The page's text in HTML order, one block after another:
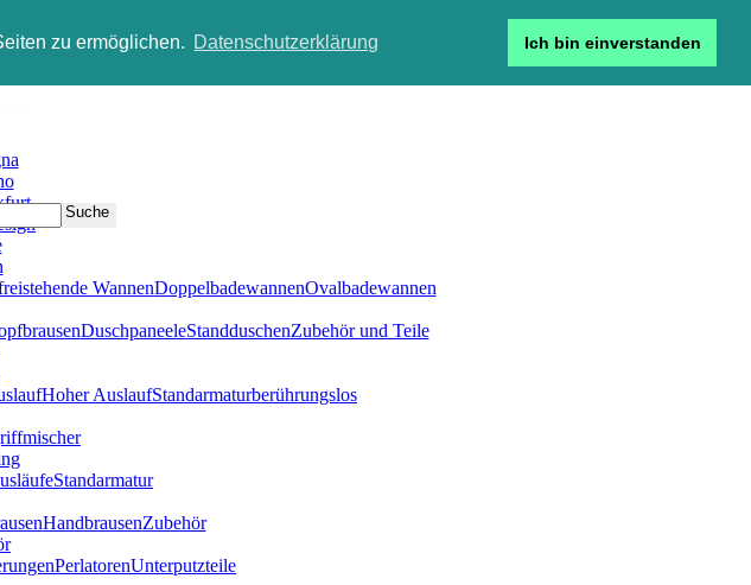
zu ermöglichen. Datenschutzerklärung Ich bin einverstanden
Suche
WannenDoppelbadewannenOvalbadewannen
DuschpaneeleStandduschenZubehör und Teile
Hoher AuslaufStandarmaturberührungslos
Standarmatur
HandbrausenZubehör
PerlatorenUnterputzteile